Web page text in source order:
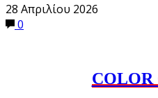
28 Απριλίου 2026
0
COLOR